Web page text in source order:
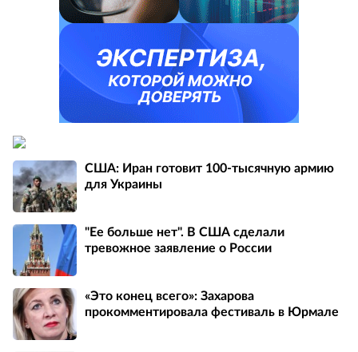
США: Иран готовит 100-тысячную армию
для Украины
"Ее больше нет". В США сделали
тревожное заявление о России
«Это конец всего»: Захарова
прокомментировала фестиваль в Юрмале